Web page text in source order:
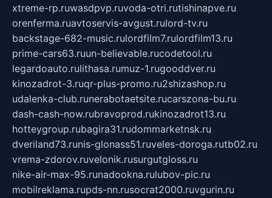
xtreme-rp.ruwasdpvp.ruvoda-otri.rutishinapve.ru
orenferma.ruavtoservis-avgust.rulord-tv.ru
backstage-682-music.rulordfilm7.rulordfilm13.ru
prime-cars63.ruun-believable.rucodetool.ru
legardoauto.rulithasa.rumuz-1.rugooddver.ru
kinozadrot-3.ruqr-plus-promo.ru2shizashop.ru
udalenka-club.runerabotaetsite.rucarszona-bu.ru
dash-cash-now.rubravoprod.rukinozadrot13.ru
hotteygroup.rubagira31.rudommarketnsk.ru
dveriland73.runis-glonass51.ruveles-doroga.rutb02.ru
vrema-zdorov.ruvelonik.rusurgutgloss.ru
nike-air-max-95.runadookna.rulubov-pic.ru
mobilreklama.rupds-nn.rusocrat2000.ruvgurin.ru